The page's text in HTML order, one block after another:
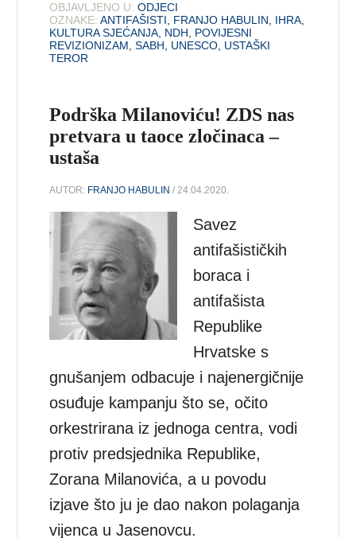
OBJAVLJENO U: ODJECI
OZNAKE: ANTIFAŠISTI FRANJO HABULIN IHRA
KULTURA SJEĆANJA NDH
POVIJESNI
REVIZIONIZAM ,SABH UNESCO USTAŠKI
TEROR
Podrška Milanoviću! ZDS nas
pretvara u taoce zločinaca –
ustaša
AUTOR: FRANJO HABULIN / 24.04.2020.
Savez
antifašističkih
boraca i
antifašista
Republike
Hrvatske s
gnušanjem odbacuje i najenergičnije
osuđuje kampanju što se, očito
orkestrirana iz jednoga centra, vodi
protiv predsjednika Republike,
Zorana Milanovića, a u povodu
izjave što ju je dao nakon polaganja
vijenca u Jasenovcu.